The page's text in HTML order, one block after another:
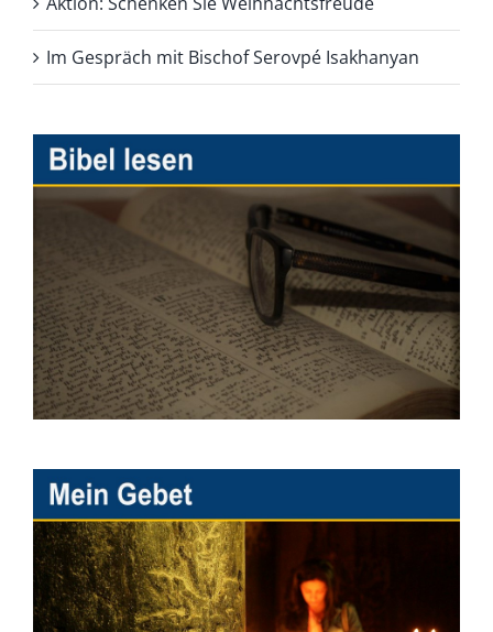
Im Gespräch mit Bischof Serovpé Isakhanyan